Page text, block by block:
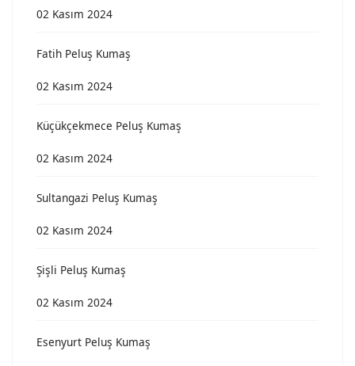
02 Kasım 2024
Fatih Peluş Kumaş
02 Kasım 2024
Küçükçekmece Peluş Kumaş
02 Kasım 2024
Sultangazi Peluş Kumaş
02 Kasım 2024
Şişli Peluş Kumaş
02 Kasım 2024
Esenyurt Peluş Kumaş